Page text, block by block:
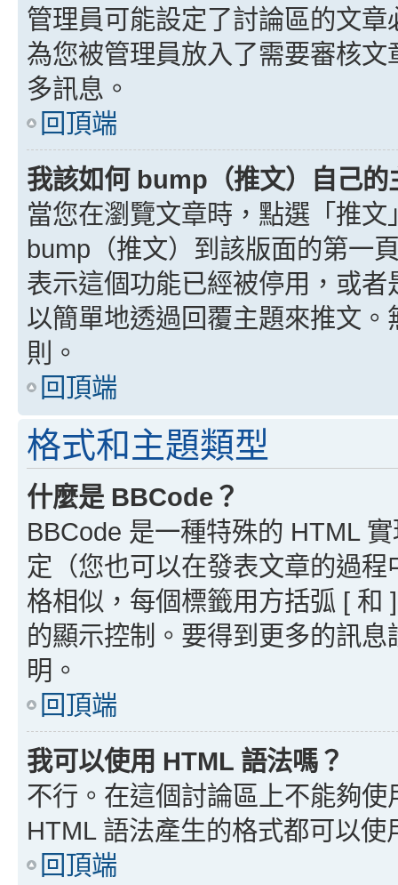
管理員可能設定了討論區的文
為您被管理員放入了需要審核
多訊息。
回頂端
我該如何 bump（推文）自己的
當您在瀏覽文章時，點選「推
bump（推文）到該版面的第一
表示這個功能已經被停用，或
以簡單地透過回覆主題來推文
則。
回頂端
格式和主題類型
什麼是 BBCode？
BBCode 是一種特殊的 HTML
定（您也可以在發表文章的過
格相似，每個標籤用方括弧 [ 和
的顯示控制。要得到更多的訊
明。
回頂端
我可以使用 HTML 語法嗎？
不行。在這個討論區上不能夠
HTML 語法產生的格式都可以
回頂端